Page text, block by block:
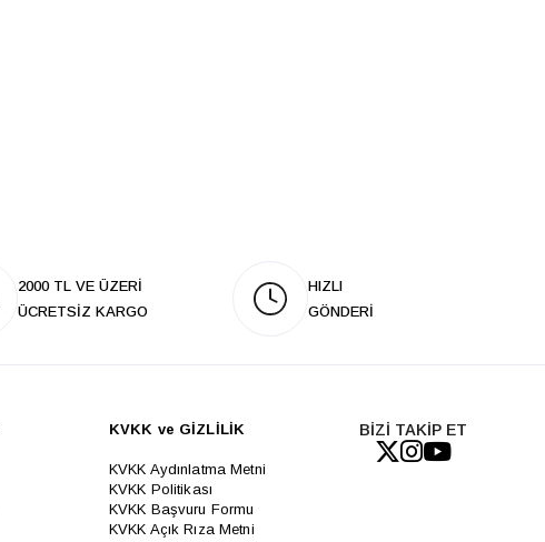
2000 TL VE ÜZERİ
ÜCRETSİZ KARGO
HIZLI
GÖNDERİ
KVKK ve GİZLİLİK
KVKK Aydınlatma Metni
KVKK Politikası
KVKK Başvuru Formu
KVKK Açık Rıza Metni
BİZİ TAKİP ET